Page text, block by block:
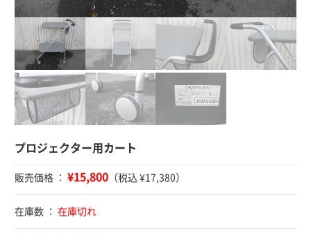
プロジェクター用カート
販売価格 ： ¥15,800 （税込 ¥17,380）
在庫数 ： 在庫切れ